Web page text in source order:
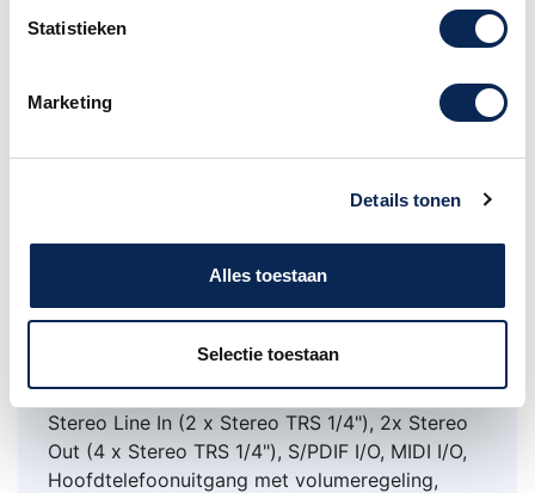
Statistieken
Marketing
Details tonen
Alles toestaan
Selectie toestaan
Balanceer snel de niveaus van je microfoon,
vanaf het frontpaneel. Elk instrument heeft zijn
eigen volumeregeling. Leid inputs rechtstreeks
naar elk outputpaar, elk met zijn eigen unieke
MOTU Audio Express, Firewire/USB 2.0
Audiointerface 24-Bit/96 kHz, 2
20 dB Pad (omschakelbaar), 48V Phantom
Power (omschakelbaar) en Hi-Z Gitaaringang,
Stereo Line In (2 x Stereo TRS 1/4"), 2x Stereo
Out (4 x Stereo TRS 1/4"), S/PDIF I/O, MIDI I/O,
Hoofdtelefoonuitgang met volumeregeling,